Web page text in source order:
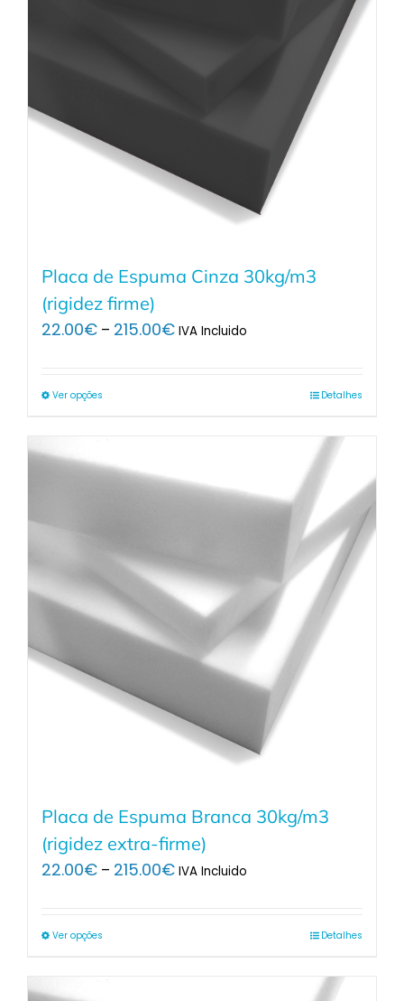
Placa de Espuma Cinza 30kg/m3
(rigidez firme)
22.00€ – 215.00€Price
IVA Incluido
Ver opções Detalhes
Placa de Espuma Branca 30kg/m3
(rigidez extra-firme)
22.00€ – 215.00€Price
IVA Incluido
Ver opções Detalhes